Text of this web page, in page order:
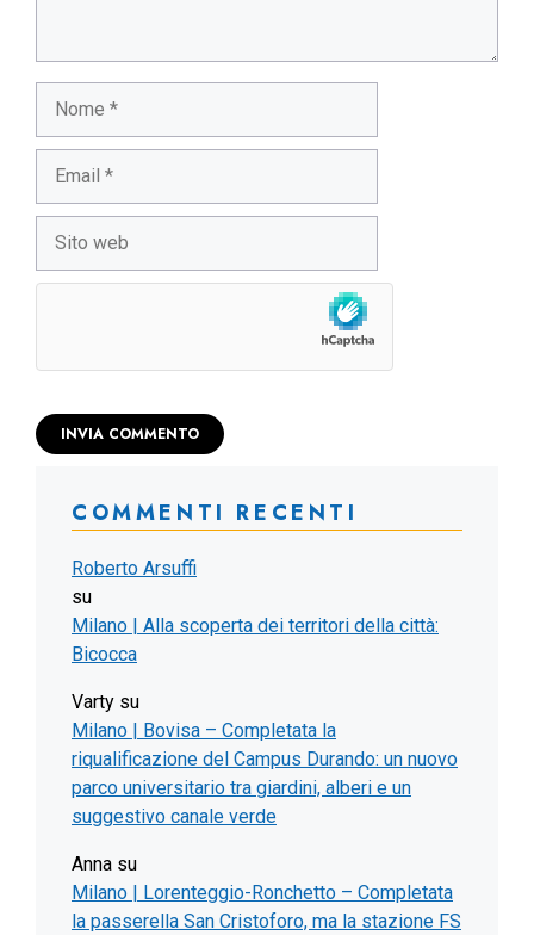
web
COMMENTI RECENTI
Roberto Arsuffi
su
Milano | Alla scoperta dei territori della città:
Bicocca
Varty su
Milano | Bovisa – Completata la
riqualificazione del Campus Durando: un nuovo
parco universitario tra giardini, alberi e un
suggestivo canale verde
Anna su
Milano | Lorenteggio-Ronchetto – Completata
la passerella San Cristoforo, ma la stazione FS